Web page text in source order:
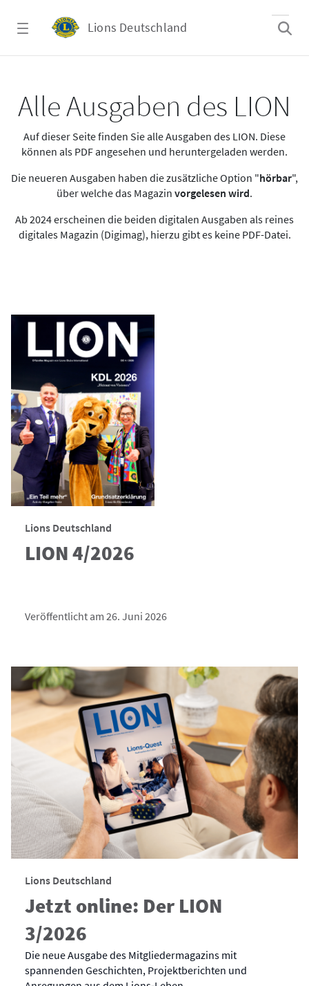
Lions Deutschland
Alle Ausgaben des LION
Auf dieser Seite finden Sie alle Ausgaben des LION. Diese
können als PDF angesehen und heruntergeladen werden.
Die neueren Ausgaben haben die zusätzliche Option "hörbar",
über welche das Magazin vorgelesen wird.
Ab 2024 erscheinen die beiden digitalen Ausgaben als reines
digitales Magazin (Digimag), hierzu gibt es keine PDF-Datei.
Lions Deutschland
LION 4/2026
Veröffentlicht am 26. Juni 2026
Lions Deutschland
Jetzt online: Der LION
3/2026
Die neue Ausgabe des Mitgliedermagazins mit
spannenden Geschichten, Projektberichten und